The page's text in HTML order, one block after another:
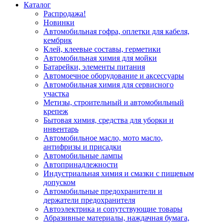
Каталог
Распродажа!
Новинки
Автомобильная гофра, оплетки для кабеля,
кембрик
Клей, клеевые составы, герметики
Автомобильная химия для мойки
Батарейки, элементы питания
Автомоечное оборудование и аксессуары
Автомобильная химия для сервисного
участка
Метизы, строительный и автомобильный
крепеж
Бытовая химия, средства для уборки и
инвентарь
Автомобильное масло, мото масло,
антифризы и присадки
Автомобильные лампы
Автопринадлежности
Индустриальная химия и смазки с пищевым
допуском
Автомобильные предохранители и
держатели предохранителя
Автоэлектрика и сопутствующие товары
Абразивные материалы, наждачная бумага,